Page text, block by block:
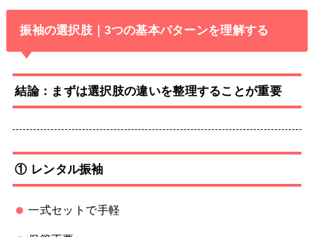
振袖の選択肢｜3つの基本パターンを理解する
結論：まずは選択肢の違いを整理することが重要
① レンタル振袖
一式セットで手軽